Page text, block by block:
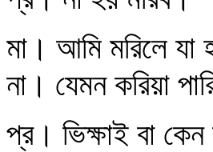
মা। আমি মরিলে যা
না। যেমন করিয়া
প্র। ভিক্ষাই বা